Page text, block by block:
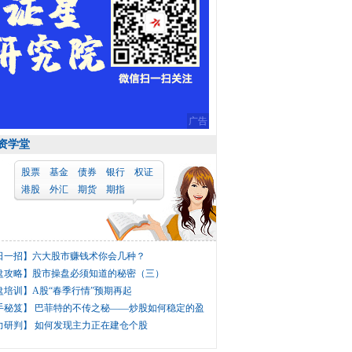
广告
学堂
股票 基金 债券 银行
权证
港股
外汇 期货 期指
招】 六大股市赚钱术你会几种？
略】 股市操盘必须知道的秘密（三）
训】 A股“春季行情”预期再起
笈】
巴菲特的不传之秘——炒股如何稳定的盈
判】
如何发现主力正在建仓个股